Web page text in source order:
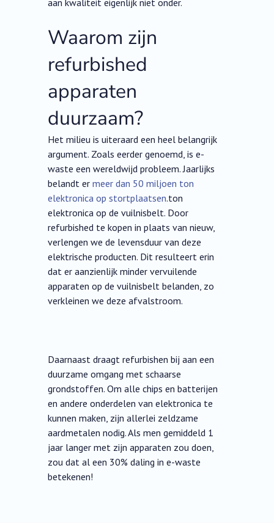
aan kwaliteit eigenlijk niet onder.
Waarom zijn
refurbished
apparaten
duurzaam?
Het milieu is uiteraard een heel belangrijk
argument. Zoals eerder genoemd, is e-
waste een wereldwijd probleem. Jaarlijks
belandt ermeer dan 50 miljoen ton
elektronica op stortplaatsen.ton
elektronica op de vuilnisbelt. Door
refurbished te kopen in plaats van nieuw,
verlengen we de levensduur van deze
elektrische producten. Dit resulteert erin
dat er aanzienlijk minder vervuilende
apparaten op de vuilnisbelt belanden, zo
verkleinen we deze afvalstroom.
Daarnaast draagt refurbishen bij aan een
duurzame omgang met schaarse
grondstoffen. Om alle chips en batterijen
en andere onderdelen van elektronica te
kunnen maken, zijn allerlei zeldzame
aardmetalen nodig. Als men gemiddeld 1
jaar langer met zijn apparaten zou doen,
zou dat al een 30% daling in e-waste
betekenen!